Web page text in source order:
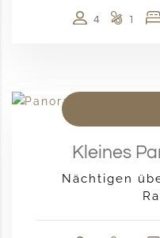
4 1
Kleines
Nächtigen